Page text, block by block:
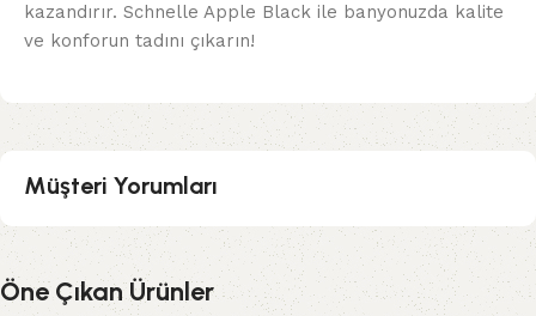
kazandırır. Schnelle Apple Black ile banyonuzda kalite
ve konforun tadını çıkarın!
Müşteri Yorumları
Öne Çıkan Ürünler